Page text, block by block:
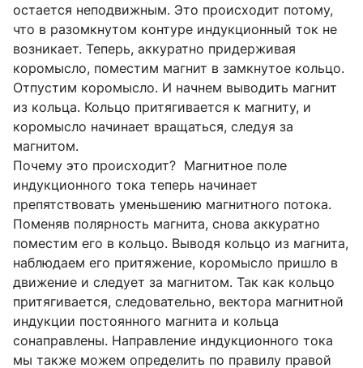
остается неподвижным. Это происходит потому,
что в разомкнутом контуре индукционный ток не
возникает. Теперь, аккуратно придерживая
коромысло, поместим магнит в замкнутое кольцо.
Отпустим коромысло. И начнем выводить магнит
из кольца. Кольцо притягивается к магниту, и
коромысло начинает вращаться, следуя за
магнитом.
Почему это происходит? Магнитное поле
индукционного тока теперь начинает
препятствовать уменьшению магнитного потока.
Поменяв полярность магнита, снова аккуратно
поместим его в кольцо. Выводя кольцо из магнита,
наблюдаем его притяжение, коромысло пришло в
движение и следует за магнитом. Так как кольцо
притягивается, следовательно, вектора магнитной
индукции постоянного магнита и кольца
сонаправлены. Направление индукционного тока
мы также можем определить по правилу правой